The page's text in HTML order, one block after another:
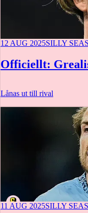
12 AUG 2025SILLY
Officiellt:
Lånas ut till rival
11 AUG 2025SILLY